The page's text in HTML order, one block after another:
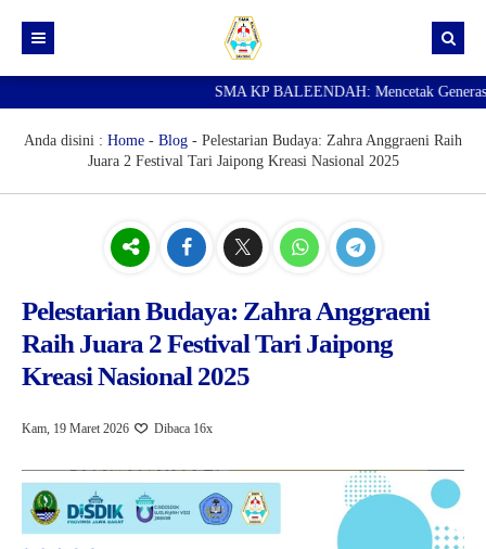
Berita
SNBP
SMA KP BALEENDAH: Mencetak Generasi
Anda disini : Home - Blog - Pelestarian Budaya: Zahra Anggraeni Raih
Juara 2 Festival Tari Jaipong Kreasi Nasional 2025
Pelestarian Budaya: Zahra Anggraeni
Raih Juara 2 Festival Tari Jaipong
Kreasi Nasional 2025
Kam, 19 Maret 2026 Dibaca 16x